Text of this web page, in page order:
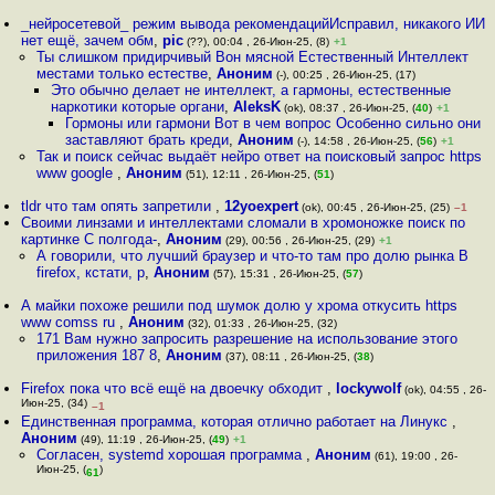
_нейросетевой_ режим вывода рекомендацийИсправил, никакого ИИ
нет ещё, зачем обм,pic (??), 00:04 , 26-Июн-25, (8) +1
Ты слишком придирчивый Вон мясной Естественный Интеллект
местами только естестве, Аноним (-), 00:25 , 26-Июн-25, (17)
Это обычно делает не интеллект, а гармоны, естественные
наркотики которые органи, AleksK(ok), 08:37 , 26-Июн-25, (40) +1
Гормоны или гармони Вот в чем вопрос Особенно сильно они
заставляют брать креди,Аноним (-), 14:58 , 26-Июн-25, (56) +1
Так и поиск сейчас выдаёт нейро ответ на поисковый запрос https
www google , Аноним (51), 12:11 , 26-Июн-25, (51)
tldr что там опять запретили ,12yoexpert (ok), 00:45 , 26-Июн-25, (25) –1
Своими линзами и интеллектами сломали в хромоножке поиск по
картинке С полгода-,Аноним (29), 00:56 , 26-Июн-25, (29) +1
А говорили, что лучший браузер и что-то там про долю рынка В
firefox, кстати, р, Аноним (57), 15:31 , 26-Июн-25, (57)
А майки похоже решили под шумок долю у хрома откусить https
www comss ru ,Аноним (32), 01:33 , 26-Июн-25, (32)
171 Вам нужно запросить разрешение на использование этого
приложения 187 8, Аноним (37), 08:11 , 26-Июн-25, (38)
Firefox пока что всё ещё на двоечку обходит , lockywolf(ok), 04:55 , 26-
Июн-25, (34) –1
Единственная программа, которая отлично работает на Линукс ,
Аноним (49), 11:19 , 26-Июн-25, (49) +1
Согласен, systemd хорошая программа , Аноним (61), 19:00 , 26-
Июн-25, (61)